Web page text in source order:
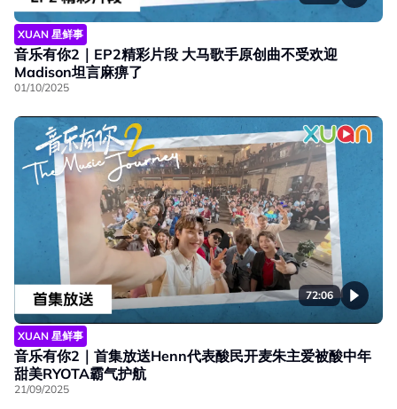
XUAN 星鲜事
音乐有你2｜EP2精彩片段 大马歌手原创曲不受欢迎
Madison坦言麻痹了
01/10/2025
72:06
XUAN 星鲜事
音乐有你2｜首集放送Henn代表酸民开麦朱主爱被酸中年
甜美RYOTA霸气护航
21/09/2025